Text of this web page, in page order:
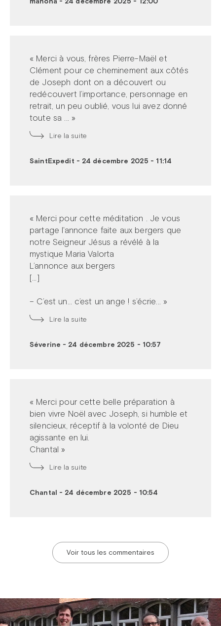
« Merci à vous, frères Pierre-Maël et
Clément pour ce cheminement aux côtés
de Joseph dont on a découvert ou
redécouvert l’importance, personnage en
retrait, un peu oublié, vous lui avez donné
toute sa ... »
Lire la suite
SaintExpedit - 24 décembre 2025 - 11:14
« Merci pour cette méditation . Je vous
partage l'annonce faite aux bergers que
notre Seigneur Jésus a révélé à la
mystique Maria Valorta
L’annonce aux bergers
[...]
– C’est un… c’est un ange ! s’écrie... »
Lire la suite
Séverine - 24 décembre 2025 - 10:57
« Merci pour cette belle préparation à
bien vivre Noël avec Joseph, si humble et
silencieux, réceptif à la volonté de Dieu
agissante en lui.
Chantal »
Lire la suite
Chantal - 24 décembre 2025 - 10:54
Voir tous les commentaires